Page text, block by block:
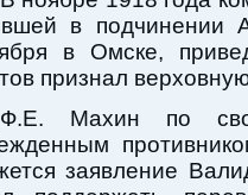
в подчинении
в Омске,
признал
Ф.Е. Махин по
заявление